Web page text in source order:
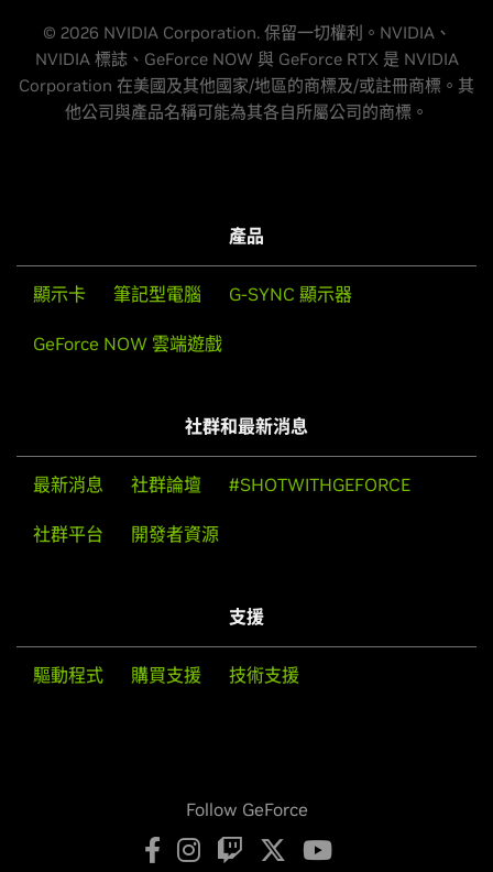
© 2026 NVIDIA Corporation. 保留一切權利。NVIDIA、
NVIDIA 標誌、GeForce NOW 與 GeForce RTX 是 NVIDIA
Corporation 在美國及其他國家/地區的商標及/或註冊商標。其
他公司與產品名稱可能為其各自所屬公司的商標。
產品
顯示卡 筆記型電腦 G-SYNC 顯示器
GeForce NOW 雲端遊戲
社群和最新消息
最新消息 社群論壇 #SHOTWITHGEFORCE
社群平台 開發者資源
支援
驅動程式 購買支援 技術支援
Follow GeForce